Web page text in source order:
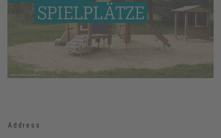
Address